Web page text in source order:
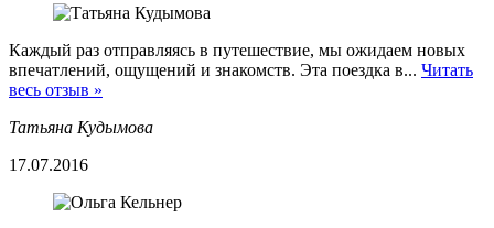
Каждый раз отправляясь в путешествие, мы ожидаем новых
впечатлений, ощущений и знакомств. Эта поездка в... Читать
весь отзыв »
Татьяна Кудымова
17.07.2016